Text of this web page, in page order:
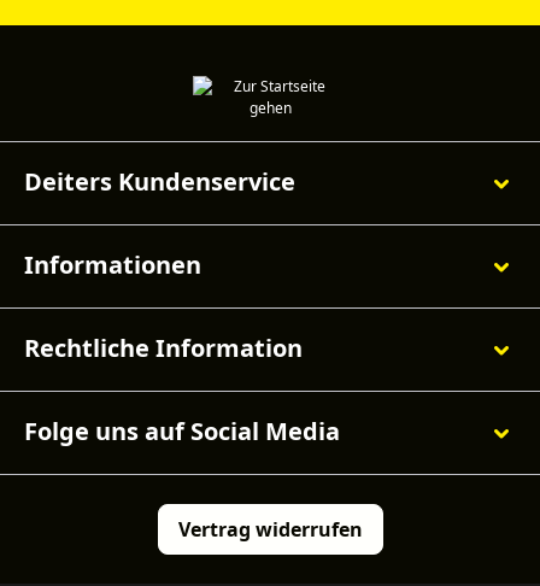
Deiters Kundenservice
Informationen
Rechtliche Information
Folge uns auf Social Media
Vertrag widerrufen